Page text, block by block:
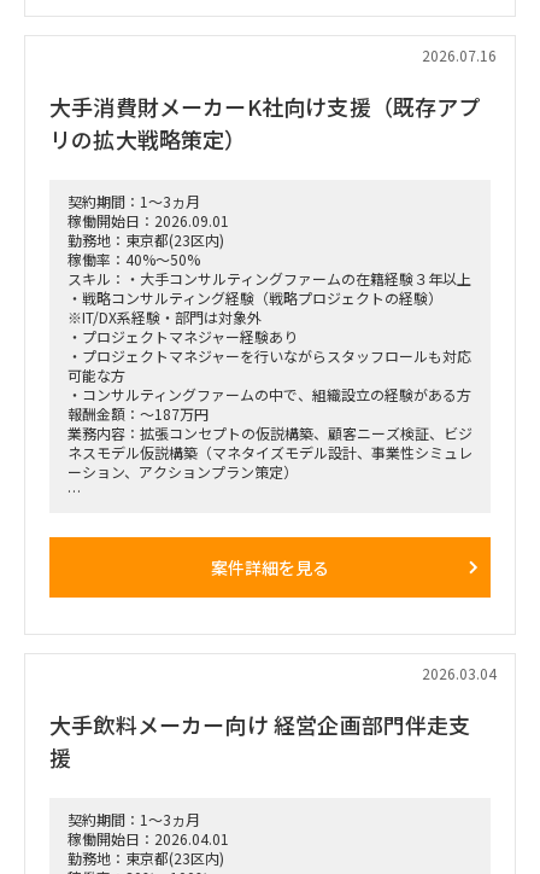
・M&A・アライアンス戦略の立案、ビジネスデューデリジェ
・財務モデリング（トップライン・コストの構成要素分解）を
用いた事業計画の蓋然性検証と買収効果定量化
・新規事業開発における事業コンセプト策定、プロトタイピン
ォリオマネジメント、組織再編計画策定、および全社コスト削
減実行支援
2026.07.16
大手消費財メーカーK社向け支援（既存アプ
リの拡大戦略策定）
契約期間：1～3ヵ月
稼働開始日：2026.09.01
勤務地：東京都(23区内)
稼働率：40%～50%
スキル：・大手コンサルティングファームの在籍経験３年以上
・戦略コンサルティング経験（戦略プロジェクトの経験）
※IT/DX系経験・部門は対象外
・プロジェクトマネジャー経験あり
・プロジェクトマネジャーを行いながらスタッフロールも対応
可能な方
・コンサルティングファームの中で、組織設立の経験がある方
報酬金額：～187万円
業務内容：拡張コンセプトの仮説構築、顧客ニーズ検証、ビジ
ネスモデル仮説構築（マネタイズモデル設計、事業性シミュレ
ーション、アクションプラン策定）
・M&A・アライアンス戦略の立案、ビジネスデューデリジェ
用いた事業計画の蓋然性検証と買収効果定量化
・新規事業開発における事業コンセプト策定、プロトタイピン
グ、PoC（概念実証）の設計、および市場参入戦略策定
減実行支援
案件詳細を見る
2026.03.04
大手飲料メーカー向け 経営企画部門伴走支
援
契約期間：1～3ヵ月
稼働開始日：2026.04.01
勤務地：東京都(23区内)